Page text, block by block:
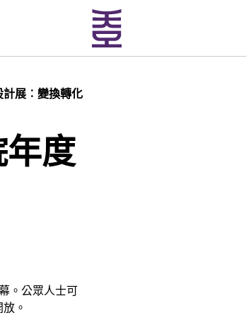
展︰變換轉化
度
。公眾人士可
放。